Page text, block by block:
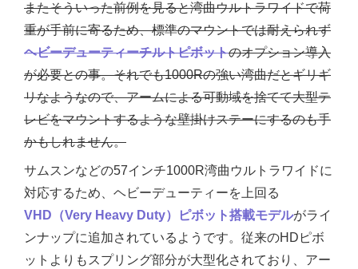
またそういった前例を見ると湾曲ウルトラワイドで荷
重が手前に寄るため、標準のマウントでは耐えられず
ヘビーデューティーチルトピボットのオプション導入
が必要との事。それでも1000Rの強い湾曲だとギリギ
リなようなので、アームによる可動域を捨てて大型テ
レビをマウントするような壁掛けステーにするのも手
かもしれません。
サムスンなどの57インチ1000R湾曲ウルトラワイドに
対応するため、ヘビーデューティーを上回る
VHD（Very Heavy Duty）ピボット搭載モデルがライ
ンナップに追加されているようです。従来のHDピボ
ットよりもスプリング部分が大型化されており、アー